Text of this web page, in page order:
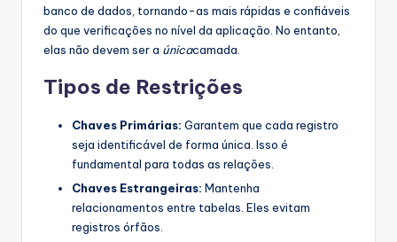
banco de dados, tornando-as mais rápidas e confiáveis
do que verificações no nível da aplicação. No entanto,
elas não devem ser a únicacamada.
Tipos de Restrições
Chaves Primárias: Garantem que cada registro
seja identificável de forma única. Isso é
fundamental para todas as relações.
Chaves Estrangeiras: Mantenha
relacionamentos entre tabelas. Eles evitam
registros órfãos.